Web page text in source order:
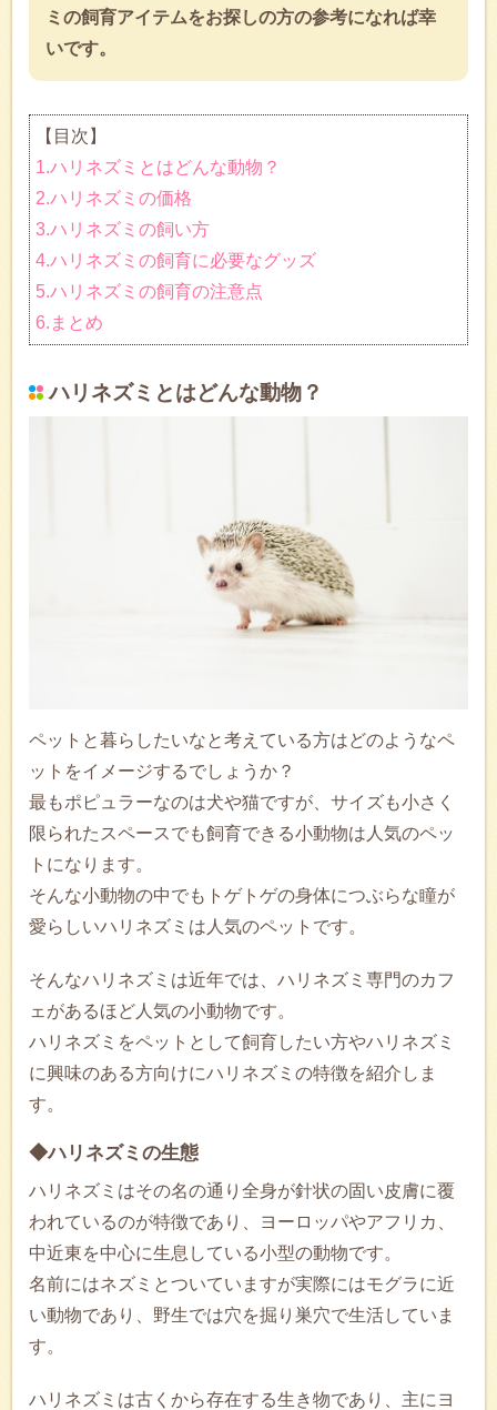
ミの飼育アイテムをお探しの方の参考になれば幸
いです。
【目次】
1.ハリネズミとはどんな動物？
2.ハリネズミの価格
3.ハリネズミの飼い方
4.ハリネズミの飼育に必要なグッズ
5.ハリネズミの飼育の注意点
6.まとめ
ハリネズミとはどんな動物？
ペットと暮らしたいなと考えている方はどのようなペ
ットをイメージするでしょうか？
最もポピュラーなのは犬や猫ですが、サイズも小さく
限られたスペースでも飼育できる小動物は人気のペッ
トになります。
そんな小動物の中でもトゲトゲの身体につぶらな瞳が
愛らしいハリネズミは人気のペットです。
そんなハリネズミは近年では、ハリネズミ専門のカフ
ェがあるほど人気の小動物です。
ハリネズミをペットとして飼育したい方やハリネズミ
に興味のある方向けにハリネズミの特徴を紹介しま
す。
◆ハリネズミの生態
ハリネズミはその名の通り全身が針状の固い皮膚に覆
われているのが特徴であり、ヨーロッパやアフリカ、
中近東を中心に生息している小型の動物です。
名前にはネズミとついていますが実際にはモグラに近
い動物であり、野生では穴を掘り巣穴で生活していま
す。
ハリネズミは古くから存在する生き物であり、主にヨ